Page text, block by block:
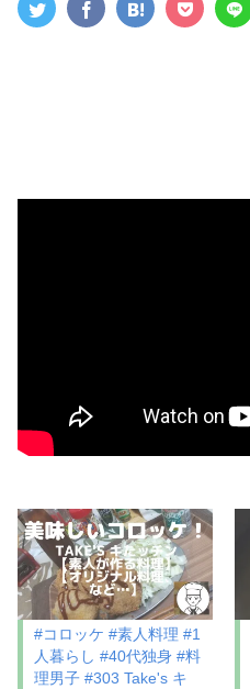
#コロッケ #素人料理 #1
人暮らし #40代独身 #料
理男子 #303 Take's キ